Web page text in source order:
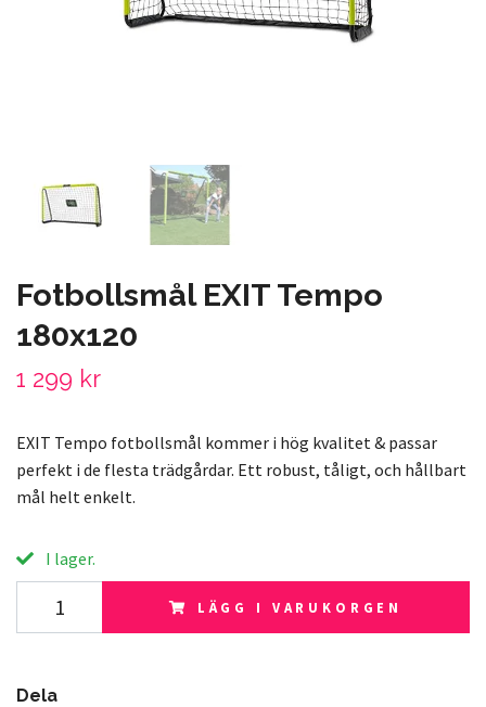
Fotbollsmål EXIT Tempo
180x120
1 299 kr
EXIT Tempo fotbollsmål kommer i hög kvalitet & passar
perfekt i de flesta trädgårdar. Ett robust, tåligt, och hållbart
mål helt enkelt.
I lager.
LÄGG I VARUKORGEN
Dela